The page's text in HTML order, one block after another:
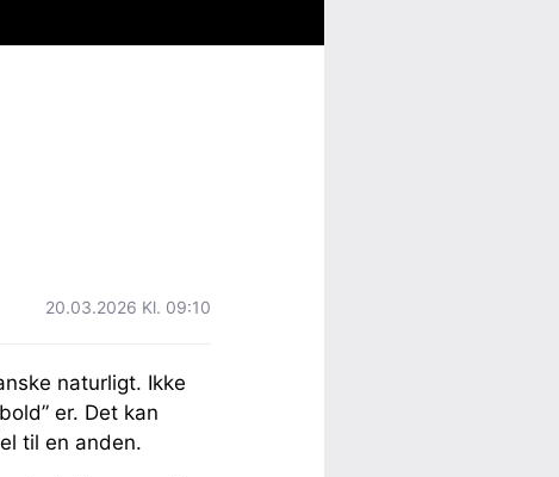
20.03.2026 Kl. 09:10
naturligt. Ikke
er. Det kan
til en anden.